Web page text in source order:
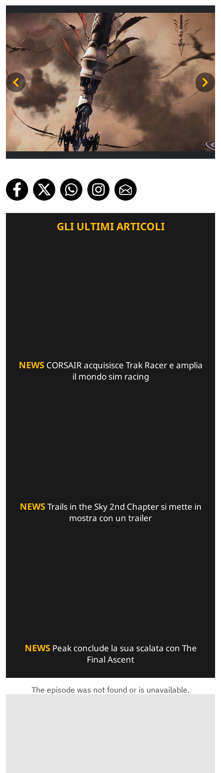
ADV
ADV
GLI ULTIMI ARTICOLI
NEWSCORSAIR acquisisce Trak Racer e amplia
il mondo sim racing
NEWSTrails in the Sky 2nd Chapter si mette in
mostra con un trailer
NEWSPeak conclude la sua scalata con The
Final Ascent